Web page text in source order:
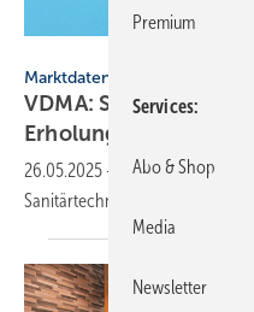
Marktdaten
VDMA:
Erho­lung
26.05.2025 -
72 % der
Sanitär­technik und -design
Premium
Services
Abo & Shop
Media
Newsletter